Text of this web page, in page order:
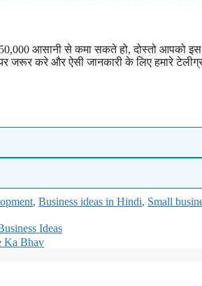
आसानी से कमा सकते हो, दोस्तो आपको इस
करे और ऐसी जानकारी के लिए हमारे
, Business ideas in Hindi, Small
Ideas
Ka Bhav